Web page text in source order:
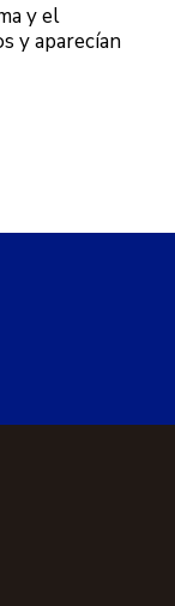
y el
y aparecían